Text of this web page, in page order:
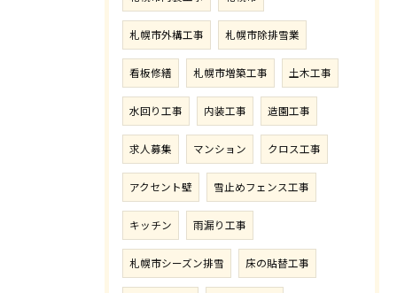
札幌市外構工事 札幌市除排雪業
看板修繕 札幌市増築工事 土木工事
水回り工事 内装工事 造園工事
求人募集 マンション クロス工事
アクセント壁 雪止めフェンス工事
キッチン 雨漏り工事
札幌市シーズン排雪 床の貼替工事